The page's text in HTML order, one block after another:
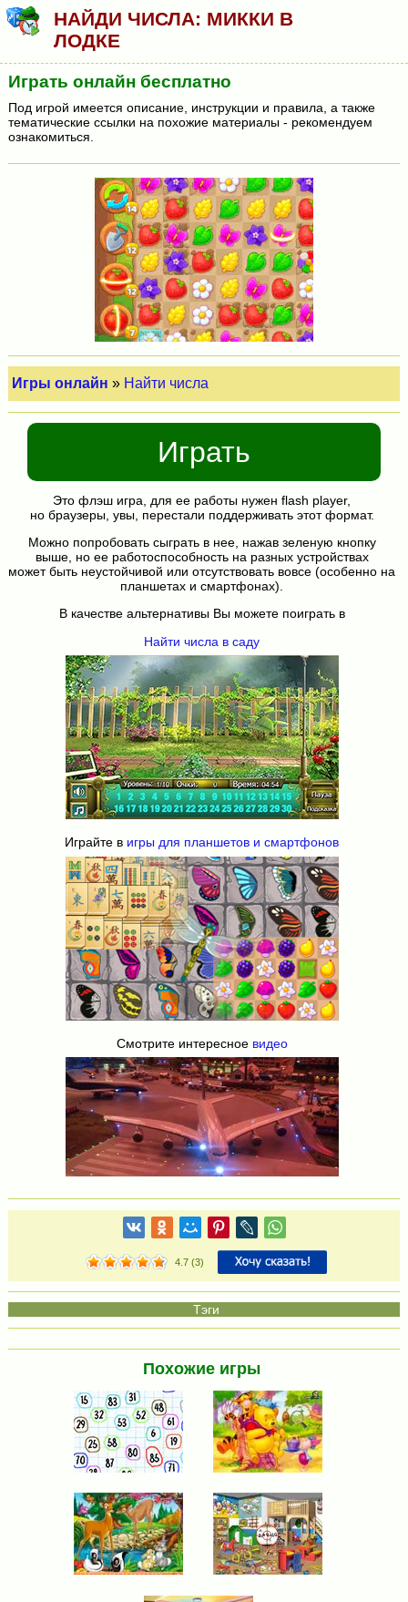
НАЙДИ ЧИСЛА: МИККИ В
ЛОДКЕ
Играть онлайн бесплатно
Под игрой имеется описание, инструкции и правила, а также
тематические ссылки на похожие материалы - рекомендуем
ознакомиться.
Игры онлайн » Найти числа
Играть
Это флэш игра, для ее работы нужен flash player,
но браузеры, увы, перестали поддерживать этот формат.
Можно попробовать сыграть в нее, нажав зеленую кнопку
выше, но ее работоспособность на разных устройствах
может быть неустойчивой или отсутствовать вовсе (особенно на
планшетах и смартфонах).
В качестве альтернативы Вы можете поиграть в
Найти числа в саду
Играйте в игры для планшетов и смартфонов
Смотрите интересное видео
4.7(3)
Похожие игры